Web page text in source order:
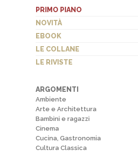
PRIMO PIANO
NOVITÀ
EBOOK
LE COLLANE
LE RIVISTE
ARGOMENTI
Ambiente
Arte e Architettura
Bambini e ragazzi
Cinema
Cucina, Gastronomia
Cultura Classica